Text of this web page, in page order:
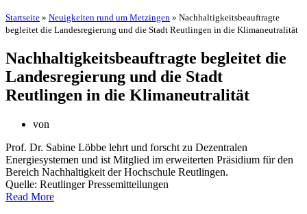
Startseite » Neuigkeiten rund um Metzingen » Nachhaltigkeitsbeauftragte
begleitet die Landesregierung und die Stadt Reutlingen in die Klimaneutralität
Nachhaltigkeitsbeauftragte begleitet die
Landesregierung und die Stadt
Reutlingen in die Klimaneutralität
von
Prof. Dr. Sabine Löbbe lehrt und forscht zu Dezentralen
Energiesystemen und ist Mitglied im erweiterten Präsidium für den
Bereich Nachhaltigkeit der Hochschule Reutlingen.
Quelle: Reutlinger Pressemitteilungen
Read More